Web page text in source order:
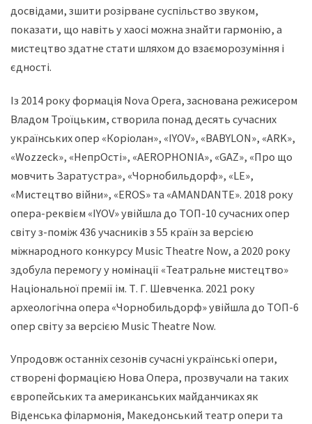
досвідами, зшити розірване суспільство звуком,
показати, що навіть у хаосі можна знайти гармонію, а
мистецтво здатне стати шляхом до взаєморозуміння і
єдності.
Із 2014 року формація Nova Opera, заснована режисером
Владом Троїцьким, створила понад десять сучасних
українських опер «Коріолан», «IYOV», «BABYLON», «ARK»,
«Wozzeck», «НепрОсті», «AEROPHONIA», «GAZ», «Про що
мовчить Заратустра», «Чорнобильдорф», «LE»,
«Мистецтво війни», «EROS» та «AMANDANTE». 2018 року
опера-реквієм «IYOV» увійшла до ТОП-10 сучасних опер
світу з-поміж 436 учасників з 55 країн за версією
міжнародного конкурсу Music Theatre Now, а 2020 року
здобула перемогу у номінації «Театральне мистецтво»
Національної премії ім. Т. Г. Шевченка. 2021 року
археологічна опера «Чорнобильдорф» увійшла до ТОП-6
опер світу за версією Music Theatre Now.
Упродовж останніх сезонів сучасні українські опери,
створені формацією Нова Опера, прозвучали на таких
європейських та американських майданчиках як
Віденська філармонія, Македонський театр опери та